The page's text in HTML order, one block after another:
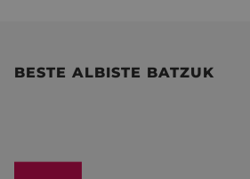
BESTE ALBISTE BATZUK